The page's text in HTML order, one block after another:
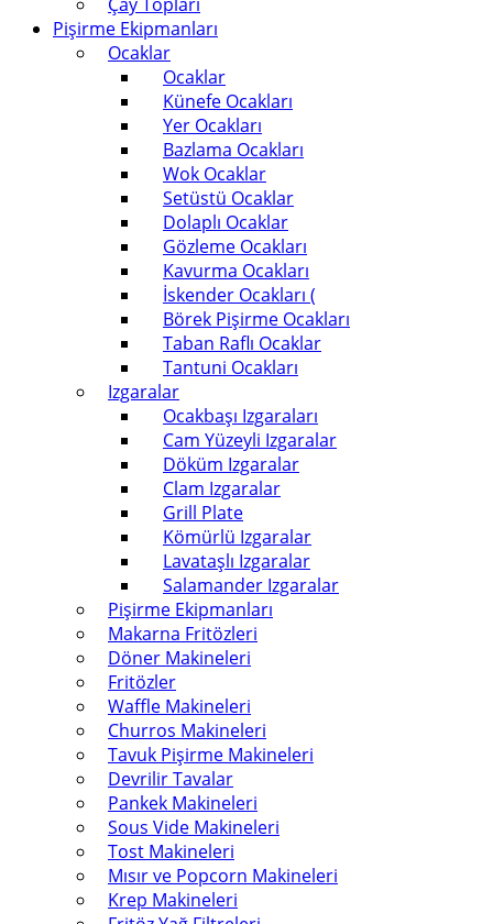
Pişirme Ekipmanları
Ocaklar
Ocaklar
Künefe Ocakları
Yer Ocakları
Bazlama Ocakları
Wok Ocaklar
Setüstü Ocaklar
Dolaplı Ocaklar
Gözleme Ocakları
Kavurma Ocakları
İskender Ocakları (
Börek Pişirme Ocakları
Taban Raflı Ocaklar
Tantuni Ocakları
Izgaralar
Ocakbaşı Izgaraları
Cam Yüzeyli Izgaralar
Döküm Izgaralar
Clam Izgaralar
Grill Plate
Kömürlü Izgaralar
Lavataşlı Izgaralar
Salamander Izgaralar
Pişirme Ekipmanları
Makarna Fritözleri
Döner Makineleri
Fritözler
Waffle Makineleri
Churros Makineleri
Tavuk Pişirme Makineleri
Devrilir Tavalar
Pankek Makineleri
Sous Vide Makineleri
Tost Makineleri
Mısır ve Popcorn Makineleri
Krep Makineleri